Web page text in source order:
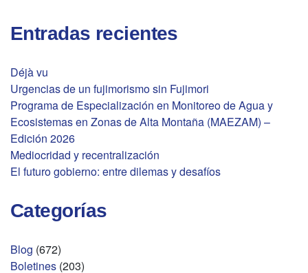
Entradas recientes
Déjà vu
Urgencias de un fujimorismo sin Fujimori
Programa de Especialización en Monitoreo de Agua y
Ecosistemas en Zonas de Alta Montaña (MAEZAM) –
Edición 2026
Mediocridad y recentralización
El futuro gobierno: entre dilemas y desafíos
Categorías
Blog (672)
Boletines (203)